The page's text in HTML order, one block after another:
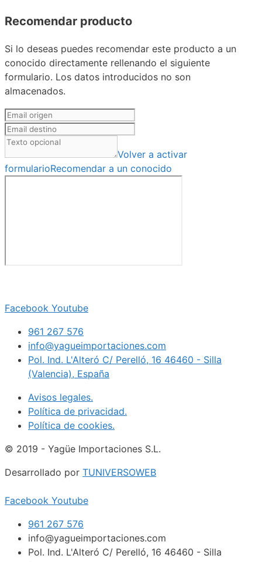
Recomendar producto
Si lo deseas puedes recomendar este producto a un
conocido directamente rellenando el siguiente
formulario. Los datos introducidos no son
almacenados.
Volver a activar
formularioRecomendar a un conocido
Facebook Youtube
961 267 576
info@yagueimportaciones.com
Pol. Ind. L'Alteró C/ Perelló, 16 46460 - Silla
(Valencia), España
Avisos legales.
Política de privacidad.
Política de cookies.
© 2019 - Yagüe Importaciones S.L.
Desarrollado por TUNIVERSOWEB
Facebook Youtube
961 267 576
info@yagueimportaciones.com
Pol. Ind. L'Alteró C/ Perelló, 16 46460 - Silla